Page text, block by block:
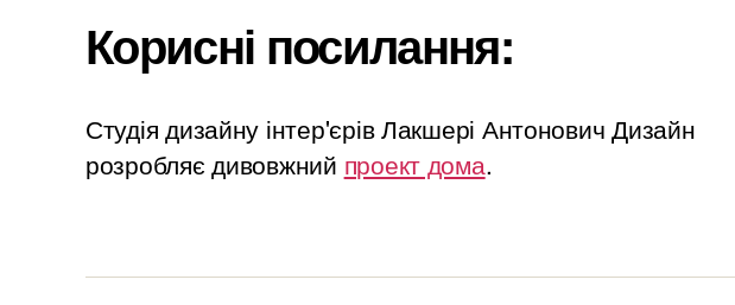
Корисні посилання:
Студія дизайну інтер'єрів Лакшері Антонович Дизайн
розробляє дивовжний проект дома.